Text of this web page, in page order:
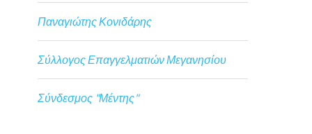
Παναγιώτης Κονιδάρης
Σύλλογος Επαγγελματιών Μεγανησίου
Σύνδεσμος "Μέντης"